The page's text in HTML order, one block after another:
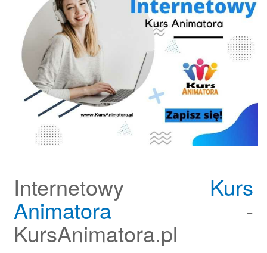
Internetowy Kurs
Animatora-
KursAnimatora.pl